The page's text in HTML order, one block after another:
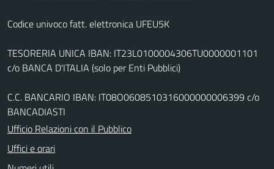
Codice univoco fatt. elettronica UFEU5K
TESORERIA UNICA IBAN: IT23L0100004306TU0000001101
c/o BANCA D'ITALIA (solo per Enti Pubblici)
C.C. BANCARIO IBAN: IT08O0608510316000000006399 c/o
BANCADIASTI
Ufficio Relazioni con il Pubblico
Uffici e orari